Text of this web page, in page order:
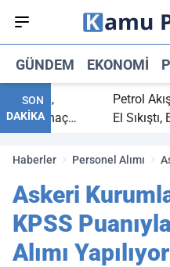
GÜNDEM EKONOMI
SON
DAKİKA
bitti,
maç
Petrol
El Sıkıştı,
Haberler Personel Alımı
Askeri
KPSS
Alımı Yapılıyor